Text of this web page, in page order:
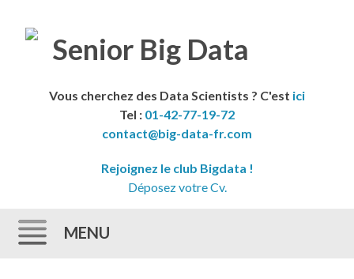
Vous cherchez des Data Scientists ? C'est ici
Tel : 01-42-77-19-72
contact@big-data-fr.com
Rejoignez le club Bigdata !
Déposez votre Cv.
MENU